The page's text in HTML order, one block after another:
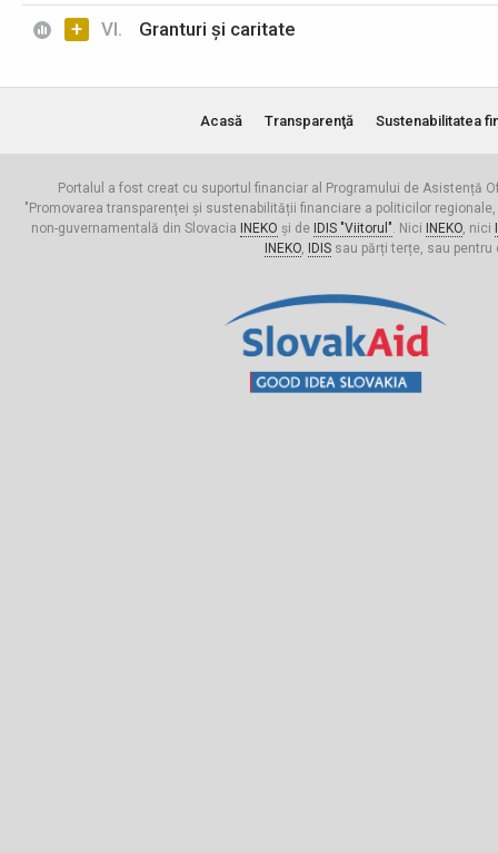
+ VI. Granturi și caritate
Acasă Transparenţă Sustenabilitatea
Portalul a fost creat cu suportul financiar al Programului de Asistență
"Promovarea transparenței și sustenabilității financiare a politicilor
non-guvernamentală din Slovacia
INEKO și de IDIS "Viitorul". Nici INEKO, nici
INEKO, IDISsau părți terțe, sau pentru